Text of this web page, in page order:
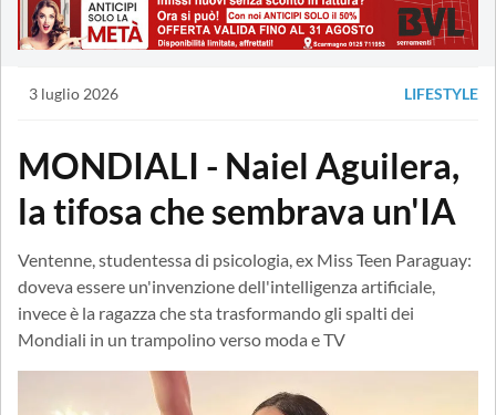
3 luglio 2026 LIFESTYLE
MONDIALI - Naiel Aguilera,
la tifosa che sembrava un'IA
Ventenne, studentessa di psicologia, ex Miss Teen Paraguay:
doveva essere un'invenzione dell'intelligenza artificiale,
invece è la ragazza che sta trasformando gli spalti dei
Mondiali in un trampolino verso moda e TV